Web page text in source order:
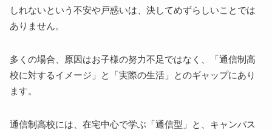
しれないという不安や戸惑いは、決してめずらしいことでは
ありません。
多くの場合、原因はお子様の努力不足ではなく、「通信制高
校に対するイメージ」と「実際の生活」とのギャップにあり
ます。
通信制高校には、在宅中心で学ぶ「通信型」と、キャンパス